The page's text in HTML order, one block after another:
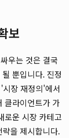
보
우는 것은 결국
뿐입니다. 진정
장 재정의'에서
클라이언트가 가
로운 시장 카테고
을 제시합니다.